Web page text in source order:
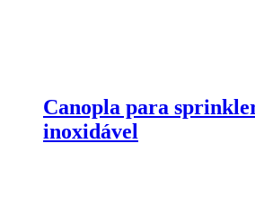
Canopla para
inoxidável